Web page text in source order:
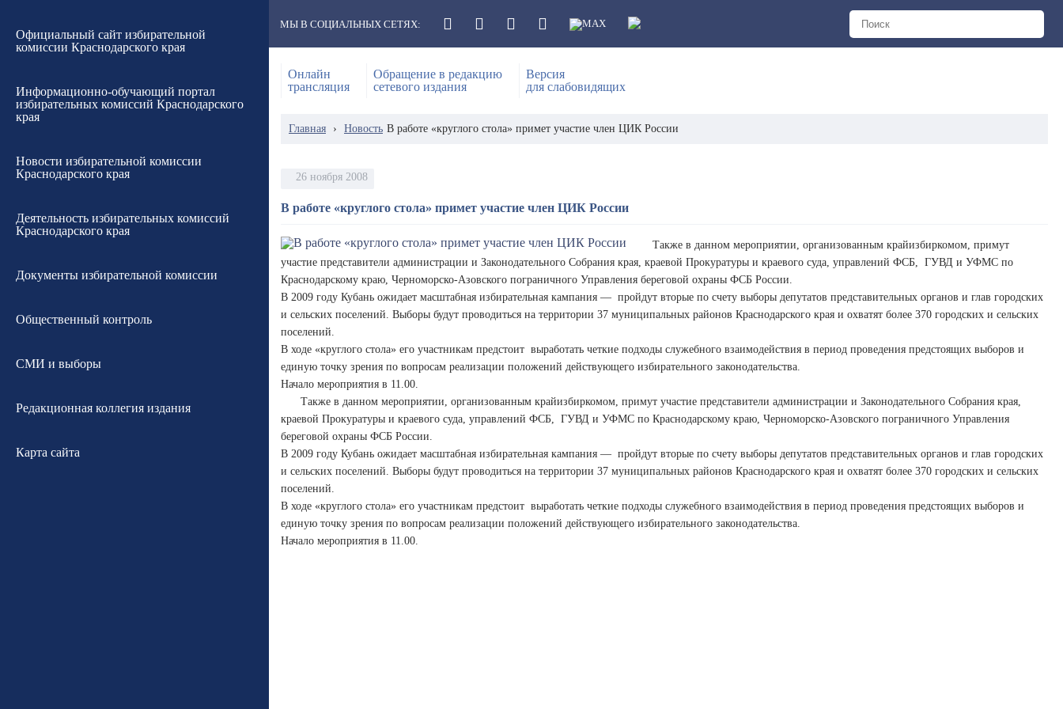
Официальный сайт избирательной
комиссии Краснодарского края
Информационно-обучающий портал
избирательных комиссий Краснодарского
края
Новости избирательной комиссии
Краснодарского края
Деятельность избирательных комиссий
Краснодарского края
Документы избирательной комиссии
Общественный контроль
СМИ и выборы
Редакционная коллегия издания
Карта сайта
МЫ В СОЦИАЛЬНЫХ СЕТЯХ:
Онлайн
трансляция
Обращение в редакцию
сетевого издания
Версия
для слабовидящих
Главная › Новость В работе «круглого стола» примет участие член ЦИК России
26 ноября 2008
В работе «круглого стола» примет участие член ЦИК России
Также в данном мероприятии, организованным крайизбиркомом, примут
участие представители администрации и Законодательного Собрания края, краевой Прокуратуры и краевого суда, управлений ФСБ, ГУВД и УФМС по
Краснодарскому краю, Черноморско-Азовского пограничного Управления береговой охраны ФСБ России.
В 2009 году Кубань ожидает масштабная избирательная кампания — пройдут вторые по счету выборы депутатов представительных органов и глав городских
и сельских поселений. Выборы будут проводиться на территории 37 муниципальных районов Краснодарского края и охватят более 370 городских и сельских
поселений.
В ходе «круглого стола» его участникам предстоит выработать четкие подходы служебного взаимодействия в период проведения предстоящих выборов и
единую точку зрения по вопросам реализации положений действующего избирательного законодательства.
Начало мероприятия в 11.00.
Также в данном мероприятии, организованным крайизбиркомом, примут участие представители администрации и Законодательного Собрания края,
краевой Прокуратуры и краевого суда, управлений ФСБ, ГУВД и УФМС по Краснодарскому краю, Черноморско-Азовского пограничного Управления
береговой охраны ФСБ России.
В 2009 году Кубань ожидает масштабная избирательная кампания — пройдут вторые по счету выборы депутатов представительных органов и глав городских
и сельских поселений. Выборы будут проводиться на территории 37 муниципальных районов Краснодарского края и охватят более 370 городских и сельских
поселений.
В ходе «круглого стола» его участникам предстоит выработать четкие подходы служебного взаимодействия в период проведения предстоящих выборов и
единую точку зрения по вопросам реализации положений действующего избирательного законодательства.
Начало мероприятия в 11.00.